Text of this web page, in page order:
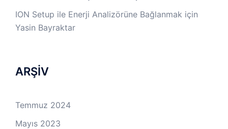
ION Setup ile Enerji Analizörüne Bağlanmak için
Yasin Bayraktar
ARŞİV
Temmuz 2024
Mayıs 2023